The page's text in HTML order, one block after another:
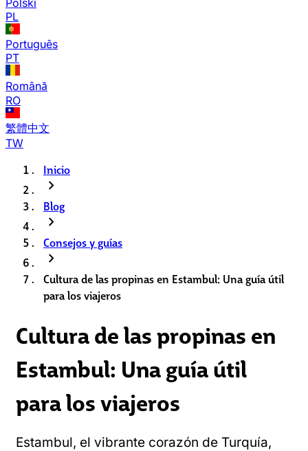
PL
Português
PT
Română
RO
繁體中文
TW
Inicio
chevron_right
Blog
chevron_right
Consejos y guías
chevron_right
Cultura de las propinas en Estambul: Una guía útil
para los viajeros
Cultura de las propinas en
Estambul: Una guía útil
para los viajeros
Estambul, el vibrante corazón de Turquía,